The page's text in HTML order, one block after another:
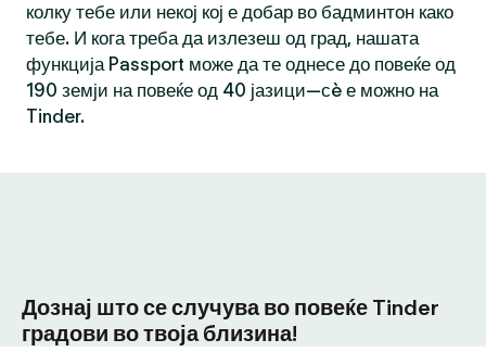
колку тебе или некој кој е добар во бадминтон како
тебе. И кога треба да излезеш од град, нашата
функција Passport може да те однесе до повеќе од
190 земји на повеќе од 40 јазици—сè е можно на
Tinder.
Дознај што се случува во повеќе Tinder
градови во твоја близина!